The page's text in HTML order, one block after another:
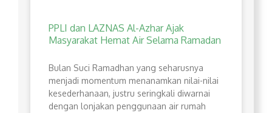
PPLI dan LAZNAS Al-Azhar Ajak
Masyarakat Hemat Air Selama Ramadan
Bulan Suci Ramadhan yang seharusnya
menjadi momentum menanamkan nilai-nilai
kesederhanaan, justru seringkali diwarnai
dengan lonjakan penggunaan air rumah